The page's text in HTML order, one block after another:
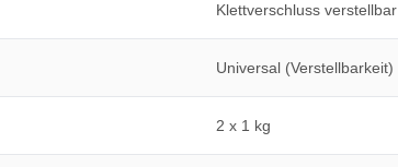
Klettverschluss verstellbar
Universal (Verstellbarkeit)
2 x 1 kg